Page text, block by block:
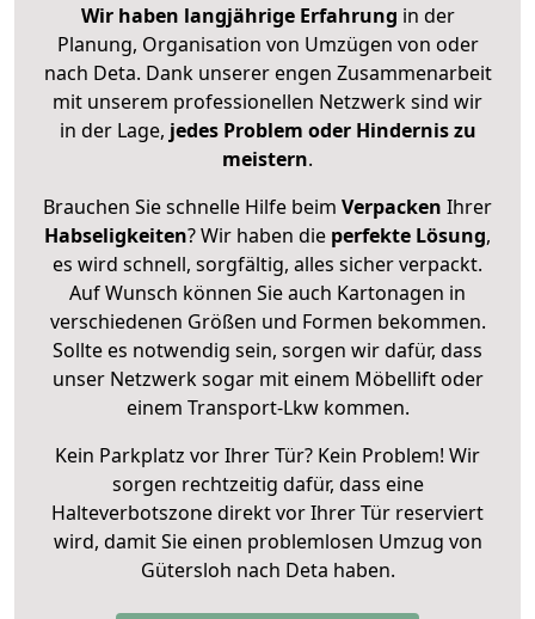
Wir haben langjährige Erfahrung in der
Planung, Organisation von Umzügen von oder
nach Deta. Dank unserer engen Zusammenarbeit
mit unserem professionellen Netzwerk sind wir
in der Lage, jedes Problem oder Hindernis zu
meistern.
Brauchen Sie schnelle Hilfe beim Verpacken Ihrer
Habseligkeiten? Wir haben die perfekte Lösung,
es wird schnell, sorgfältig, alles sicher verpackt.
Auf Wunsch können Sie auch Kartonagen in
verschiedenen Größen und Formen bekommen.
Sollte es notwendig sein, sorgen wir dafür, dass
unser Netzwerk sogar mit einem Möbellift oder
einem Transport-Lkw kommen.
Kein Parkplatz vor Ihrer Tür? Kein Problem! Wir
sorgen rechtzeitig dafür, dass eine
Halteverbotszone direkt vor Ihrer Tür reserviert
wird, damit Sie einen problemlosen Umzug von
Gütersloh nach Deta haben.